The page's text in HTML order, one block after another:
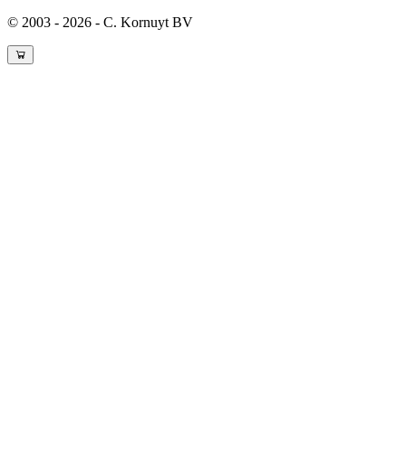
© 2003 - 2026 - C. Kornuyt BV